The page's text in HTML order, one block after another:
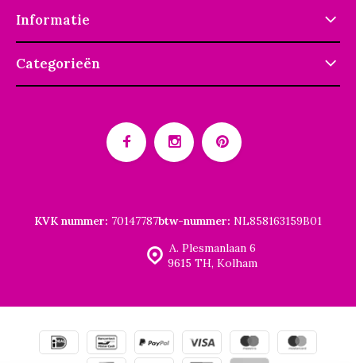
Informatie
Categorieën
A. Plesmanlaan 6
9615 TH, Kolham
KVK nummer: 70147787btw-nummer: NL858163159B01